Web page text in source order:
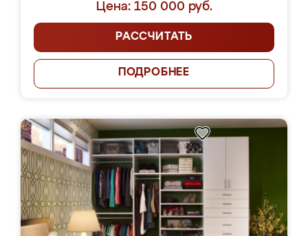
Цена: 150 000 руб.
РАССЧИТАТЬ
ПОДРОБНЕЕ